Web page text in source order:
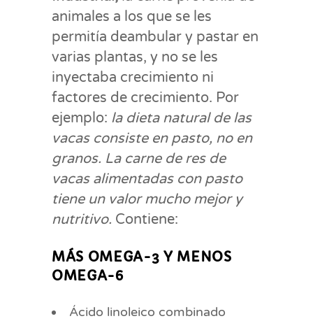
animales a los que se les
permitía deambular y pastar en
varias plantas, y no se les
inyectaba crecimiento ni
factores de crecimiento. Por
ejemplo: la dieta natural de las
vacas consiste en pasto, no en
granos. La carne de res de
vacas alimentadas con pasto
tiene un valor mucho mejor y
nutritivo. Contiene:
MÁS OMEGA-3 Y MENOS
OMEGA-6
Ácido linoleico combinado